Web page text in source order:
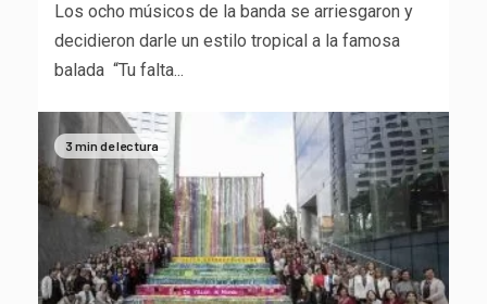
Los ocho músicos de la banda se arriesgaron y
decidieron darle un estilo tropical a la famosa
balada “Tu falta...
3 min de lectura